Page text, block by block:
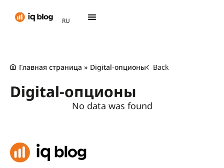
RU
TH
Главная страница » Digital-опционы Back
Digital-опционы
No data was found